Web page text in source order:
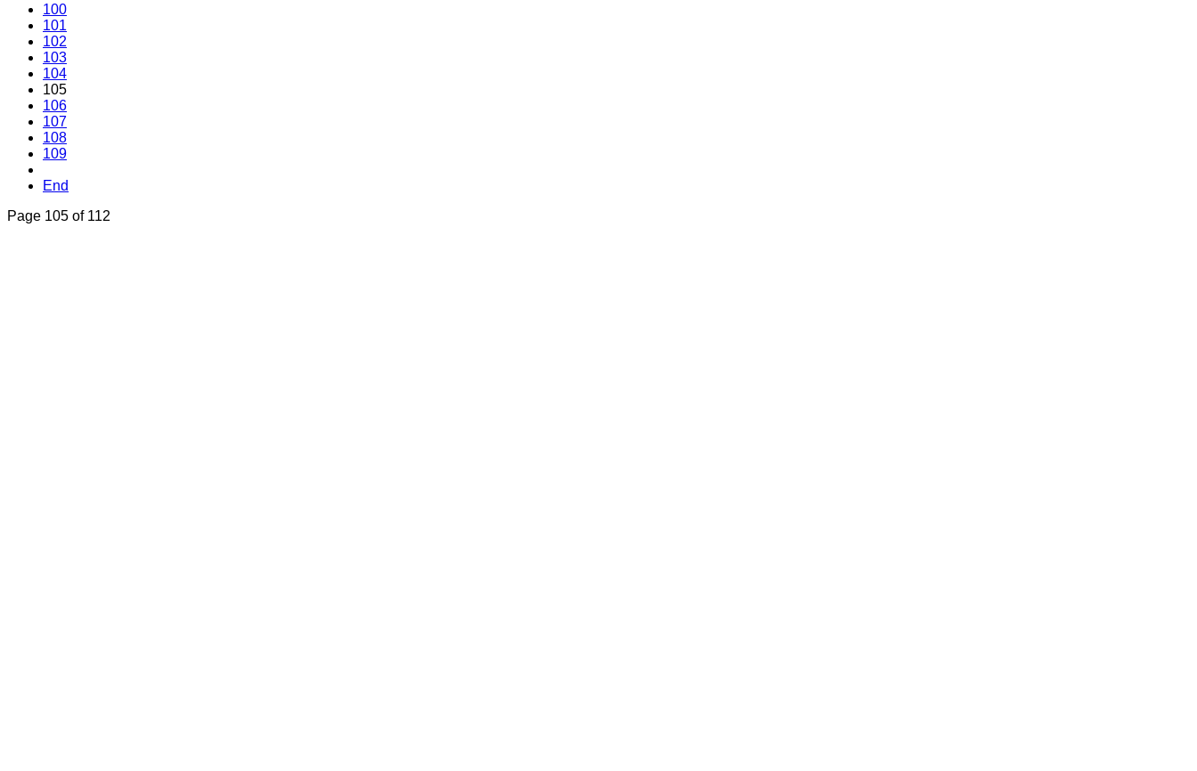
100
101
102
103
104
105
106
107
108
109
End
Page 105 of 112